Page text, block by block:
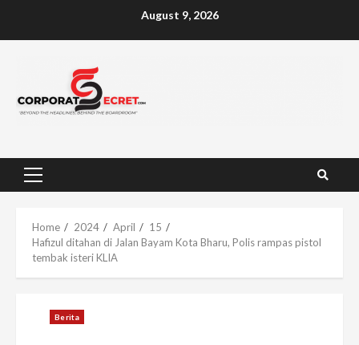
August 9, 2026
Primary
Home 2024 April
15
Hafizul ditahan di Jalan Bayam Kota Bharu, Polis rampas pistol
tembak isteri KLIA
Berita